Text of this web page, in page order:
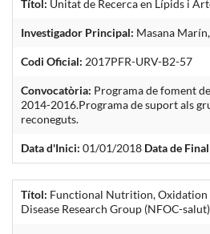
Títol: Unitat de Recerca en Lípids i
Investigador Principal: Masana
Codi Oficial: 2017PFR-URV-B2-57
Convocatòria: Programa de foment
2014-2016.Programa de suport als
reconeguts.
Data d'Inici: 01/01/2018 Data de
Títol: Functional Nutrition, Oxidation
Disease Research Group (NFOC-salut)